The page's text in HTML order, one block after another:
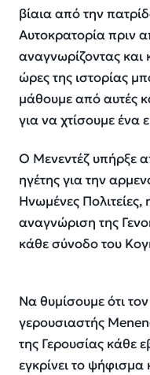
βίαια από την
Αυτοκρατορία πριν
αναγνωρίζοντας και
ώρες της ιστορίας
μάθουμε από αυτές
για να χτίσουμε ένα
Ο Μενεντέζ υπήρξε
ηγέτης για την
Ηνωμένες
αναγνώριση της
κάθε σύνοδο του
Να θυμίσουμε ότι
γερουσιαστής
της Γερουσίας
εγκρίνει το